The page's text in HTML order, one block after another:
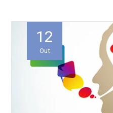
12
Out